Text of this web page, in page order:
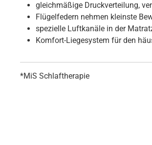
gleichmäßige Druckverteilung,
Flügelfedern nehmen kleinste
spezielle Luftkanäle in der
Komfort-Liegesystem für den
*MiS Schlaftherapie